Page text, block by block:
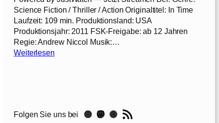
Science Fiction / Thriller / Action Originaltitel: In Time
Laufzeit: 109 min. Produktionsland: USA
Produktionsjahr: 2011 FSK-Freigabe: ab 12 Jahren
Regie: Andrew Niccol Musik:…
Weiterlesen:
e
Folgen Sie uns bei Instagram Mastodon Threads RSS-Feed